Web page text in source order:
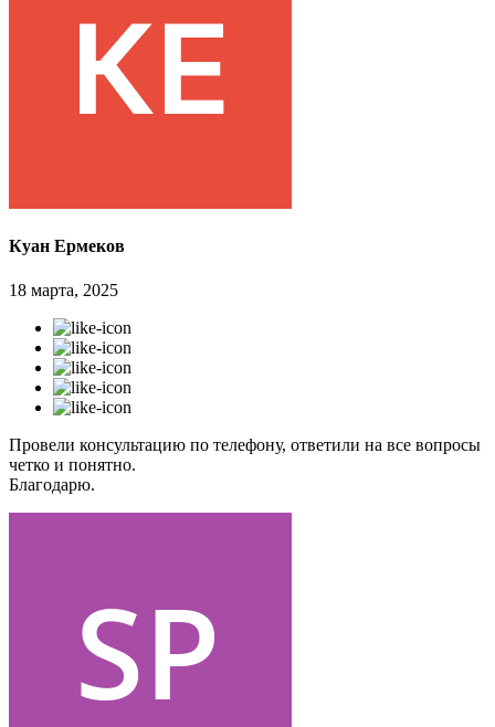
Куан Ермеков
18 марта, 2025
Провели консультацию по телефону, ответили на все вопросы
четко и понятно.
Благодарю.